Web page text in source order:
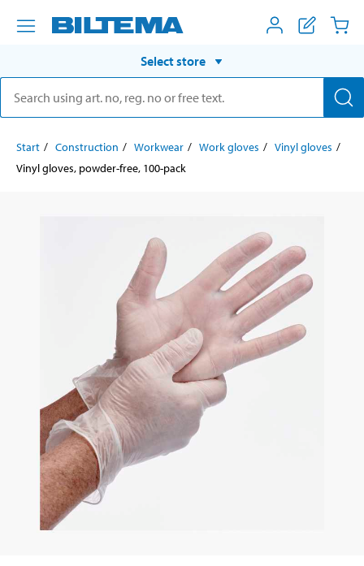
Select store
Start Construction Workwear Work gloves
Vinyl gloves
Vinyl gloves, powder-free, 100-pack